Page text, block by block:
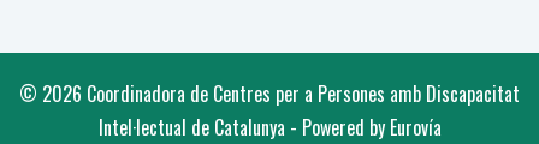
© 2026 Coordinadora de Centres per a Persones amb Discapacitat
Intel·lectual de Catalunya - Powered by Eurovía